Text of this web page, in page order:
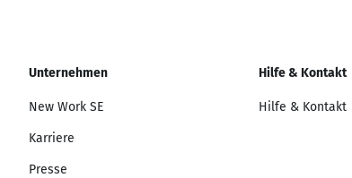
Unternehmen
New Work SE
Karriere
Presse
Hilfe & Kontakt
Hilfe & Kontakt